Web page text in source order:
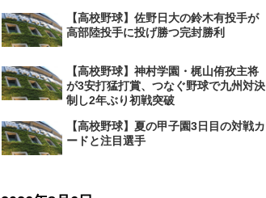
【高校野球】佐野日大の鈴木有投手が
高部陸投手に投げ勝つ完封勝利
【高校野球】神村学園・梶山侑孜主将
が3安打猛打賞、つなぐ野球で九州対決
制し2年ぶり初戦突破
【高校野球】夏の甲子園3日目の対戦カ
ードと注目選手